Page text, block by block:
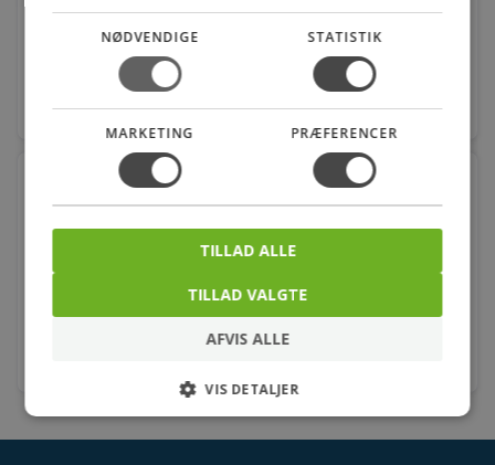
124,00 kr.pr. stk.
stk. favorite
LÆGTEBESLAG F/SV DÅSE
Varenr.: 1017004182
NØDVENDIGE STATISTIK
MARKETING PRÆFERENCER
TILLAD VALGTE
TILLAD ALLE
AFVIS ALLE
VIS DETALJER